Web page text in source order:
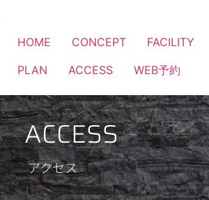
HOME CONCEPT FACILITY
PLAN
ACCESS WEB予約
ACCESS
アクセス